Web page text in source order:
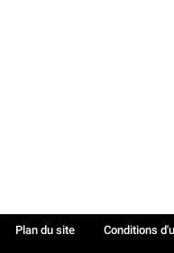
Plan du site Conditions